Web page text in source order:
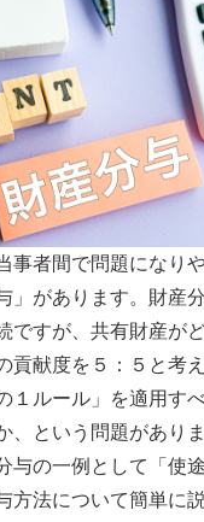
事者間で問題になり
」があります。財産
ですが、共有財産が
貢献度を５：５と考
１ルール」を適用す
、という問題があり
与の一例として「使
方法について簡単に